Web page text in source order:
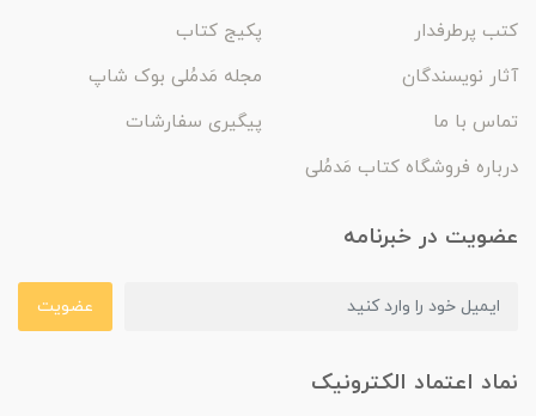
کتب پرطرفدار
پکیج کتاب
آثار نویسندگان
مجله مَدمُلی بوک شاپ
تماس با ما
پیگیری سفارشات
درباره فروشگاه کتاب مَدمُلی
عضویت در خبرنامه
عضویت
نماد اعتماد الکترونیک